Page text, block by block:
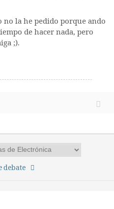
no la he pedido porque ando
de hacer nada, pero
;).
debate